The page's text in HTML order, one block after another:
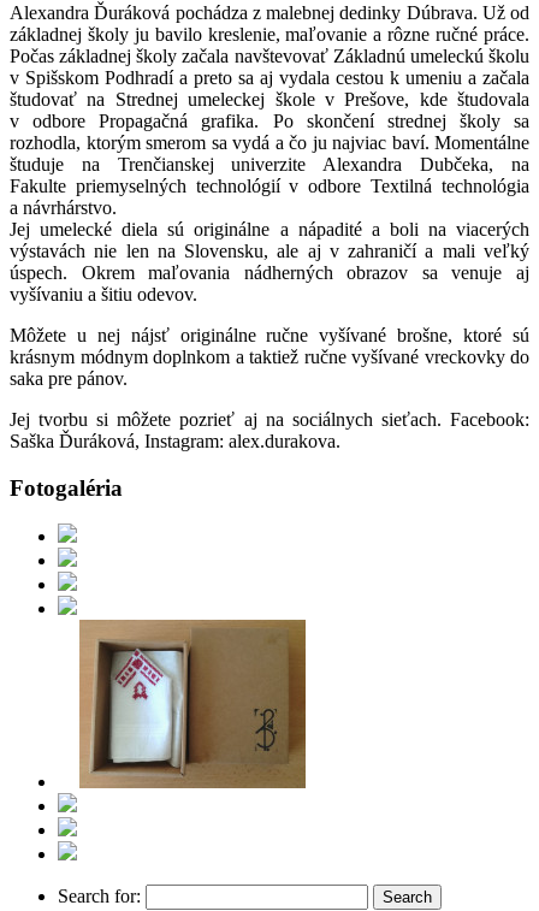
Alexandra Ďuráková pochádza z malebnej dedinky Dúbrava. Už od
základnej školy ju bavilo kreslenie, maľovanie a rôzne ručné práce.
Počas základnej školy začala navštevovať Základnú umeleckú školu
v Spišskom Podhradí a preto sa aj vydala cestou k umeniu a začala
študovať na Strednej umeleckej škole v Prešove, kde študovala
v odbore Propagačná grafika. Po skončení strednej školy sa
rozhodla, ktorým smerom sa vydá a čo ju najviac baví. Momentálne
študuje na Trenčianskej univerzite Alexandra Dubčeka, na
Fakulte priemyselných technológií v odbore Textilná technológia
a návrhárstvo.
Jej umelecké diela sú originálne a nápadité a boli na viacerých
výstavách nie len na Slovensku, ale aj v zahraničí a mali veľký
úspech. Okrem maľovania nádherných obrazov sa venuje aj
vyšívaniu a šitiu odevov.
Môžete u nej nájsť originálne ručne vyšívané brošne, ktoré sú
krásnym módnym doplnkom a taktiež ručne vyšívané vreckovky do
saka pre pánov.
Jej tvorbu si môžete pozrieť aj na sociálnych sieťach. Facebook:
Saška Ďuráková, Instagram: alex.durakova.
Fotogaléria
Search for: